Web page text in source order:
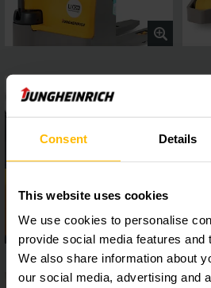
Consent Details
This website uses cookies
We use cookies to personalise
provide social media features and
We also share information about
our social media, advertising and